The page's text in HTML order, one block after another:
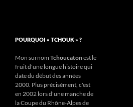
POURQUOI « TCHOUK » ?
Mon surnom Tchoucatonest le
fruit d'une longue histoire qui
date du début des années
2000. Plus précisément, c'est
en 2002 lors d'une manche de
la Coupe du Rhône-Alpes de